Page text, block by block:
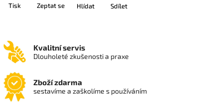
Tisk Zeptat se Hlídat Sdílet
Kvalitní servis
Dlouholeté zkušenosti a praxe
Zboží zdarma
sestavíme a zaškolíme s používáním